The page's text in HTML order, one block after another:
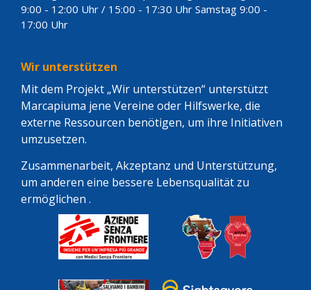
9:00 - 12:00 Uhr / 15:00 - 17:30 Uhr Samstag 9:00 -
17:00 Uhr
Wir unterstützen
Mit dem Projekt „Wir unterstützen“ unterstützt
Marcapiuma jene Vereine oder Hilfswerke, die
externe Ressourcen benötigen, um ihre Initiativen
umzusetzen.
Zusammenarbeit, Akzeptanz und Unterstützung,
um anderen eine bessere Lebensqualität zu
ermöglichen .